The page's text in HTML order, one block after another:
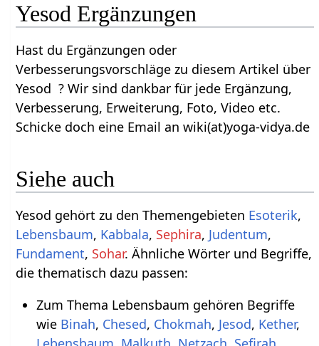
Yesod Ergänzungen
Hast du Ergänzungen oder
Verbesserungsvorschläge zu diesem Artikel über
Yesod ? Wir sind dankbar für jede Ergänzung,
Verbesserung, Erweiterung, Foto, Video etc.
Schicke doch eine Email an wiki(at)yoga-vidya.de
Siehe auch
Yesod gehört zu den Themengebieten Esoterik,
Lebensbaum, Kabbala, Sephira, Judentum,
Fundament, Sohar. Ähnliche Wörter und Begriffe,
die thematisch dazu passen:
Zum Thema Lebensbaum gehören Begriffe
wie Binah, Chesed, Chokmah, Jesod, Kether,